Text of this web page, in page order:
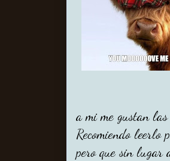
a mi me gustan
Recomiendo
pero que sin lugar